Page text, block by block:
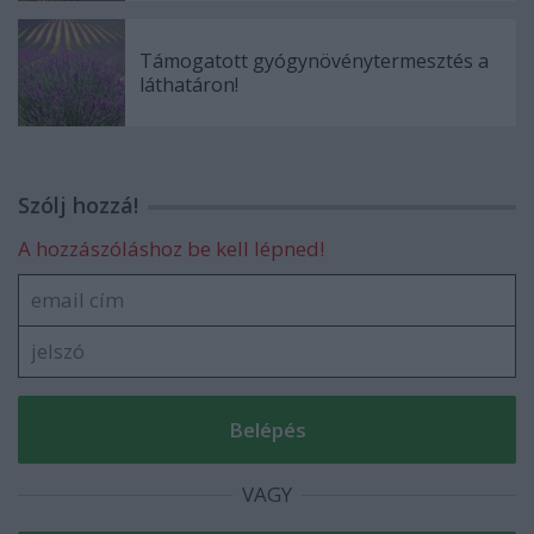
Támogatott gyógynövénytermesztés a
láthatáron!
Szólj hozzá!
A hozzászóláshoz be kell lépned!
VAGY